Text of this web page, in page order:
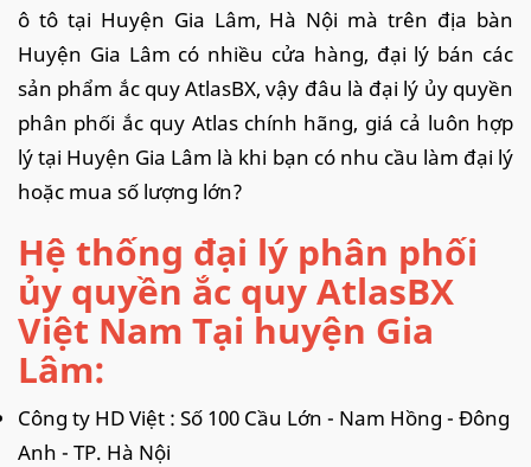
ô tô tại Huyện Gia Lâm, Hà Nội mà trên địa bàn
Huyện Gia Lâm có nhiều cửa hàng, đại lý bán các
sản phẩm ắc quy AtlasBX, vậy đâu là đại lý ủy quyền
phân phối ắc quy Atlas chính hãng, giá cả luôn hợp
lý tại Huyện Gia Lâm là khi bạn có nhu cầu làm đại lý
hoặc mua số lượng lớn?
Hệ thống đại lý phân phối
ủy quyền ắc quy AtlasBX
Việt Nam Tại huyện Gia
Lâm:
Công ty HD Việt : Số 100 Cầu Lớn - Nam Hồng - Đông
Anh - TP. Hà Nội